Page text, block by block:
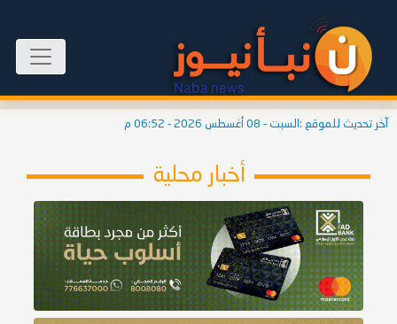
آخر تحديث للموقع : السبت - 08 أغسطس 2026 - 06:52 م
أخبار محلية